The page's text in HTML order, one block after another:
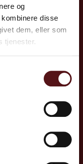
og
disse
dem, eller som
tjenester.